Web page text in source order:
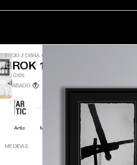
INICIO /OBRA GRÁFICA
BROK 1
SQG105
ACABADO
?
Artic Minimal Q4attro
MEDIDAS